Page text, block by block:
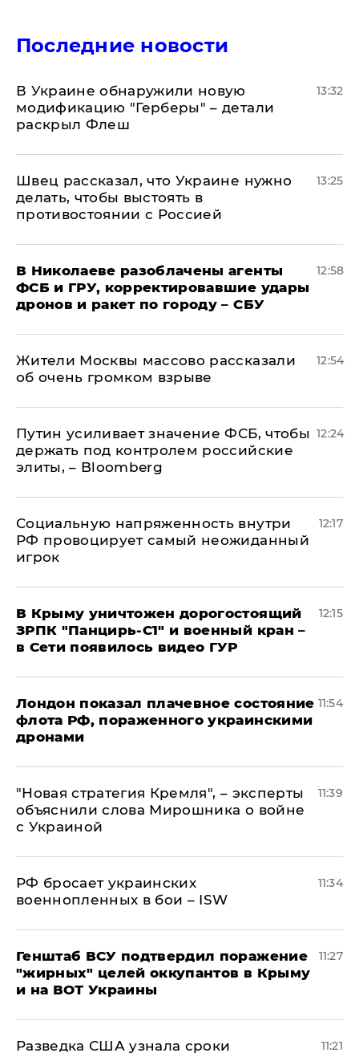
Последние новости
В Украине обнаружили новую
модификацию "Герберы" – детали
раскрыл Флеш
13:32
Швец рассказал, что Украине нужно
делать, чтобы выстоять в
противостоянии с Россией
13:25
В Николаеве разоблачены агенты
ФСБ и ГРУ, корректировавшие удары
дронов и ракет по городу – СБУ
12:58
Жители Москвы массово рассказали
об очень громком взрыве
12:54
Путин усиливает значение ФСБ, чтобы
держать под контролем российские
элиты, – Bloomberg
12:24
Социальную напряженность внутри
РФ провоцирует самый неожиданный
игрок
12:17
В Крыму уничтожен дорогостоящий
ЗРПК "Панцирь-С1" и военный кран –
в Сети появилось видео ГУР
12:15
Лондон показал плачевное состояние
флота РФ, пораженного украинскими
дронами
11:54
"Новая стратегия Кремля", – эксперты
объяснили слова Мирошника о войне
с Украиной
11:39
РФ бросает украинских
военнопленных в бои – ISW
11:34
Генштаб ВСУ подтвердил поражение
"жирных" целей оккупантов в Крыму
и на ВОТ Украины
11:27
Разведка США узнала сроки 11:21